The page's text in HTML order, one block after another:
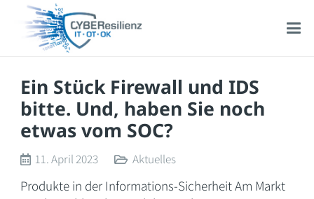
Ein Stück Firewall und IDS
bitte. Und, haben Sie noch
etwas vom SOC?
11. April 2023 Aktuelles
Produkte in der Informations-Sicherheit Am Markt